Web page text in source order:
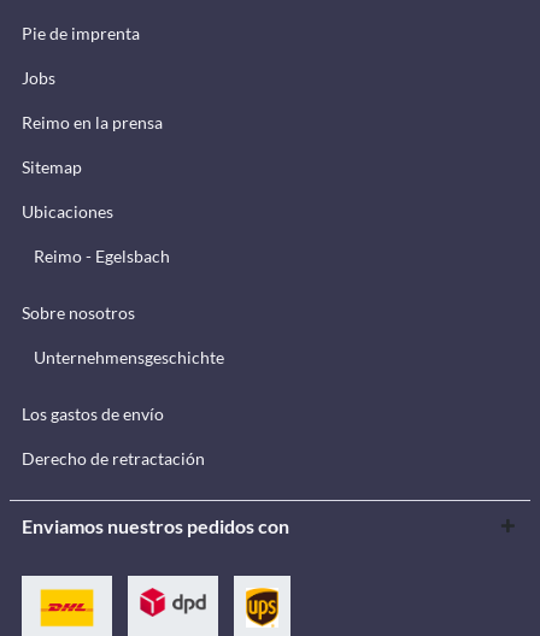
Pie de imprenta
Jobs
Reimo en la prensa
Sitemap
Ubicaciones
Reimo - Egelsbach
Sobre nosotros
Unternehmensgeschichte
Los gastos de envío
Derecho de retractación
Enviamos nuestros pedidos con